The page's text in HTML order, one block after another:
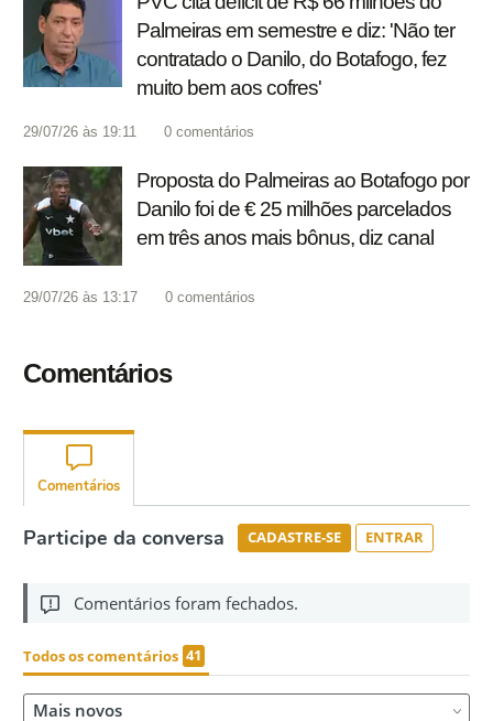
Palmeiras em semestre e diz: 'Não ter
contratado o Danilo, do Botafogo, fez
muito bem aos cofres'
29/07/26 às 19:11 0 comentários
Proposta do Palmeiras ao Botafogo por
Danilo foi de € 25 milhões parcelados
em três anos mais bônus, diz canal
29/07/26 às 13:17 0 comentários
Comentários